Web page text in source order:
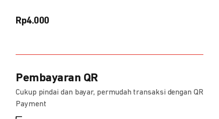
Rp4.000
Pembayaran QR
Cukup pindai dan bayar, permudah transaksi dengan QR
Payment